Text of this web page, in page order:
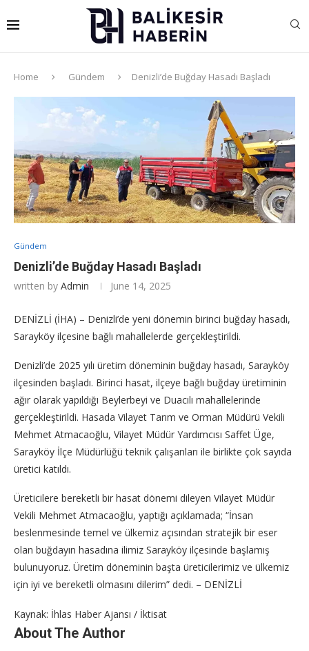
Home Gündem Denizli’de Buğday Hasadı Başladı
Gündem
Denizli’de Buğday Hasadı Başladı
written by Admin June 14, 2025
DENİZLİ (İHA) – Denizli’de yeni dönemin birinci buğday hasadı,
Sarayköy ilçesine bağlı mahallelerde gerçekleştirildi.
Denizli’de 2025 yılı üretim döneminin buğday hasadı, Sarayköy
ilçesinden başladı. Birinci hasat, ilçeye bağlı buğday üretiminin
ağır olarak yapıldığı Beylerbeyi ve Duacılı mahallelerinde
gerçekleştirildi. Hasada Vilayet Tarım ve Orman Müdürü Vekili
Mehmet Atmacaoğlu, Vilayet Müdür Yardımcısı Saffet Üge,
Sarayköy İlçe Müdürlüğü teknik çalışanları ile birlikte çok sayıda
üretici katıldı.
Üreticilere bereketli bir hasat dönemi dileyen Vilayet Müdür
Vekili Mehmet Atmacaoğlu, yaptığı açıklamada; “İnsan
beslenmesinde temel ve ülkemiz açısından stratejik bir eser
olan buğdayın hasadına ilimiz Sarayköy ilçesinde başlamış
bulunuyoruz. Üretim döneminin başta üreticilerimiz ve ülkemiz
için iyi ve bereketli olmasını dilerim” dedi. – DENİZLİ
Kaynak: İhlas Haber Ajansı / İktisat
About The Author